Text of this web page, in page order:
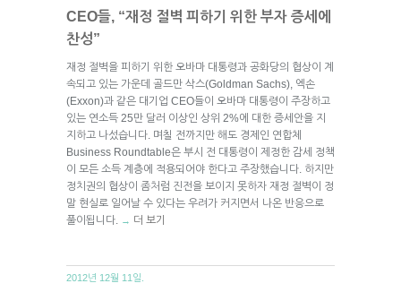
CEO들, “재정 절벽 피하기 위한 부자 증세에
찬성”
재정 절벽을 피하기 위한 오바마 대통령과 공화당의 협상이 계
속되고 있는 가운데 골드만 삭스(Goldman Sachs), 엑손
(Exxon)과 같은 대기업 CEO들이 오바마 대통령이 주장하고
있는 연소득 25만 달러 이상인 상위 2%에 대한 증세안을 지
지하고 나섰습니다. 며칠 전까지만 해도 경제인 연합체
Business Roundtable은 부시 전 대통령이 제정한 감세 정책
이 모든 소득 계층에 적용되어야 한다고 주장했습니다. 하지만
정치권의 협상이 좀처럼 진전을 보이지 못하자 재정 절벽이 정
말 현실로 일어날 수 있다는 우려가 커지면서 나온 반응으로
풀이됩니다.
→ 더 보기
2012년 12월 11일.